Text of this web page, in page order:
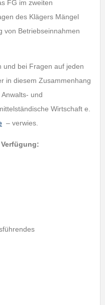
FG im zweiten
des Klägers Mängel
von Betriebseinnahmen
und bei Fragen auf jeden
in diesem Zusammenhang
und
Wirtschaft e.
– verwies.